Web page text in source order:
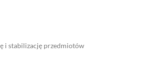
i stabilizację przedmiotów